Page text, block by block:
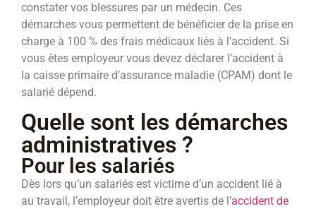
constater vos blessures par un médecin. Ces
démarches vous permettent de bénéficier de la prise en
charge à 100 % des frais médicaux liés à l’accident. Si
vous êtes employeur vous devez déclarer l’accident à
la caisse primaire d’assurance maladie (CPAM) dont le
salarié dépend.
Quelle sont les démarches
administratives ?
Pour les salariés
Dès lors qu’un salariés est victime d’un accident lié à
au travail, l’employeur doit être avertis de l’accident de